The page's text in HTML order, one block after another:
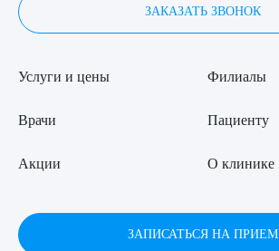
ЗАКАЗАТЬ ЗВОНОК
Услуги и цены
Врачи
Акции
Филиалы
Пациенту
О клинике
ЗАПИСАТЬСЯ НА ПРИЕМ